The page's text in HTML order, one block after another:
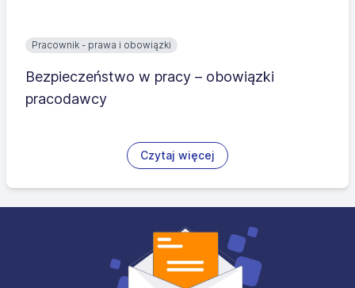
Pracownik - prawa i obowiązki
Bezpieczeństwo w pracy – obowiązki
pracodawcy
Czytaj więcej